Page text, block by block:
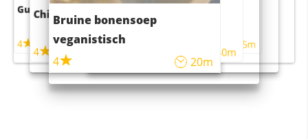
Guacamole
4
Chili con carne
4
Bruine bonensoep
veganistisch
4
20m
Sushi rijstsalade
maaltijdsalade
40m
4 55m